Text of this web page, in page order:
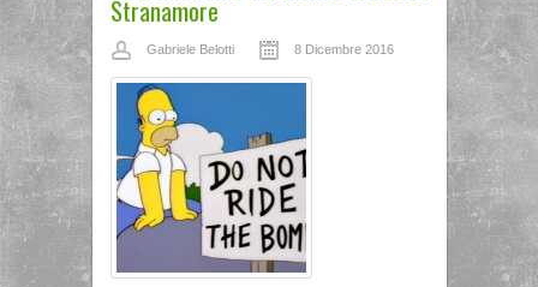
Stranamore
Gabriele Belotti 8 Dicembre 2016